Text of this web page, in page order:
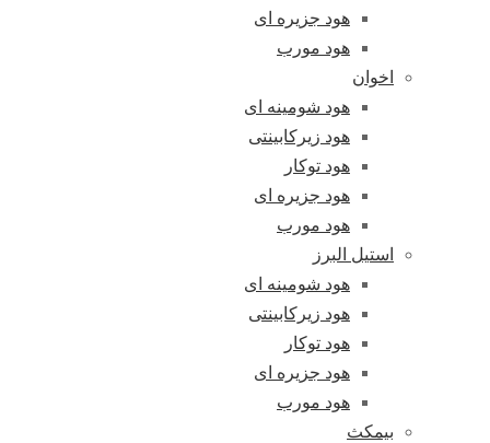
هود جزیره ای
هود مورب
اخوان
هود شومینه ای
هود زیرکابینتی
هود توکار
هود جزیره ای
هود مورب
استیل البرز
هود شومینه ای
هود زیرکابینتی
هود توکار
هود جزیره ای
هود مورب
بیمکث